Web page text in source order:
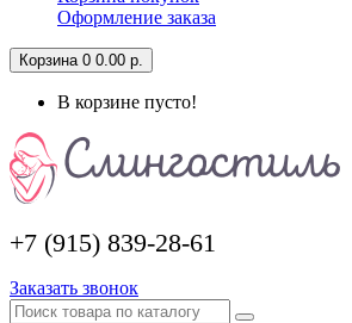
Оформление заказа
Корзина 0 0.00 р.
В корзине пусто!
+7 (915) 839-28-61
Заказать звонок